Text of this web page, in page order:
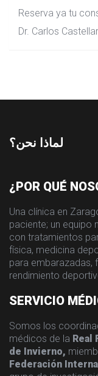
Reserva ya tu
Dr. Carlos
لماذا نحن؟
¿POR QUÉ
Una clínica en
paciente; un equipo
con tratamientos
física, medicina
para embarazadas,
rendimiento
SERVICIO
Somos los
médicos de la Real
de Invierno,
Federación